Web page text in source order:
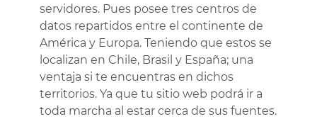
servidores. Pues posee tres centros de
datos repartidos entre el continente de
América y Europa. Teniendo que estos se
localizan en Chile, Brasil y España; una
ventaja si te encuentras en dichos
territorios. Ya que tu sitio web podrá ir a
toda marcha al estar cerca de sus fuentes.